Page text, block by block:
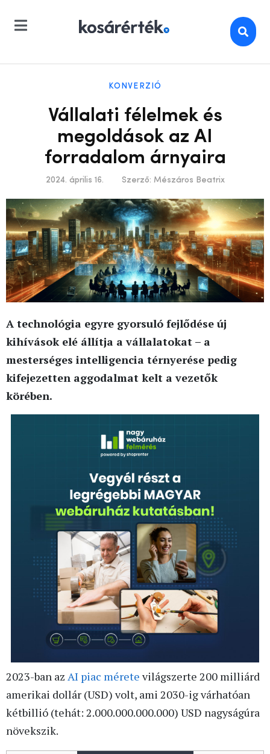
KONVERZIÓ
Vállalati félelmek és
megoldások az AI
forradalom árnyaira
2024. április 16. Szerző: Mészáros Beatrix
A technológia egyre gyorsuló fejlődése új
kihívások elé állítja a vállalatokat – a
mesterséges intelligencia térnyerése pedig
kifejezetten aggodalmat kelt a vezetők
körében.
2023-ban az AI piac mérete világszerte 200 milliárd
amerikai dollár (USD) volt, ami 2030-ig várhatóan
kétbillió (tehát: 2.000.000.000.000) USD nagyságúra
növekszik.